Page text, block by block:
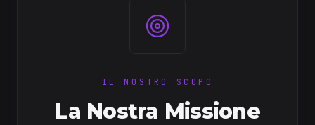
IL NOSTRO SCOPO
La Nostra Missione